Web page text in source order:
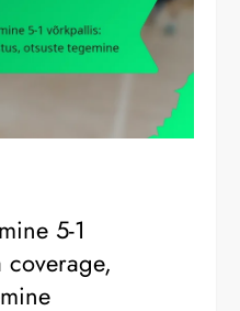
5-1